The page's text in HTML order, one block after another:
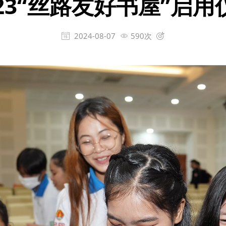
 2024-08-07  590次 